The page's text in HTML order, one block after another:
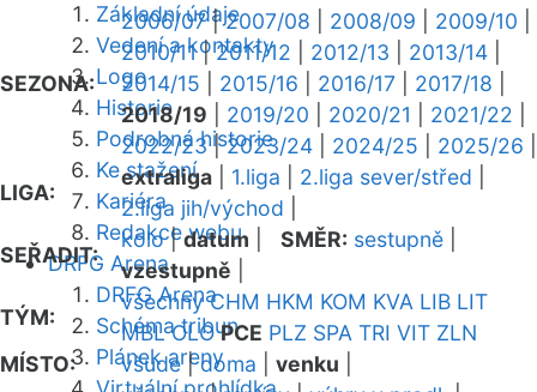
Základní údaje
Vedení a kontakty
Logo
Historie
Podrobná historie
Ke stažení
Kariéra
Redakce webu
DRFG Arena
DRFG Arena
Schéma tribun
Plánek areny
SEZONA:
2006/07|2007/08 2008/09 2009/10
2010/11|2011/12 2012/13 2013/14
2014/15
2015/16 2016/17 2017/18
2018/19
2019/20 2020/21 2021/22
2022/23|2023/24 2024/25 2025/26
LIGA:
extraliga 1.liga 2.liga sever/střed
2.liga jih/východ
SEŘADIT:
kolo|datum SMĚR: sestupně
vzestupně
TÝM:
všechny CHM HKM KOM KVA LIB LIT
MBL OLO PCE PLZ SPA TRI VIT ZLN
MÍSTO:
všude|doma venku